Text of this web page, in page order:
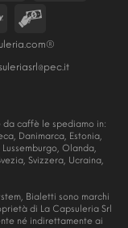
caffè le spediamo in:
Danimarca, Estonia,
Olanda,
Svizzera, Ucraina,
Bialetti sono marchi
di La Capsuleria Srl
né indirettamente ai